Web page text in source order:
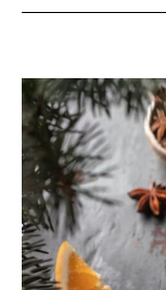
Free
Gratis
Etiam est
Praesent